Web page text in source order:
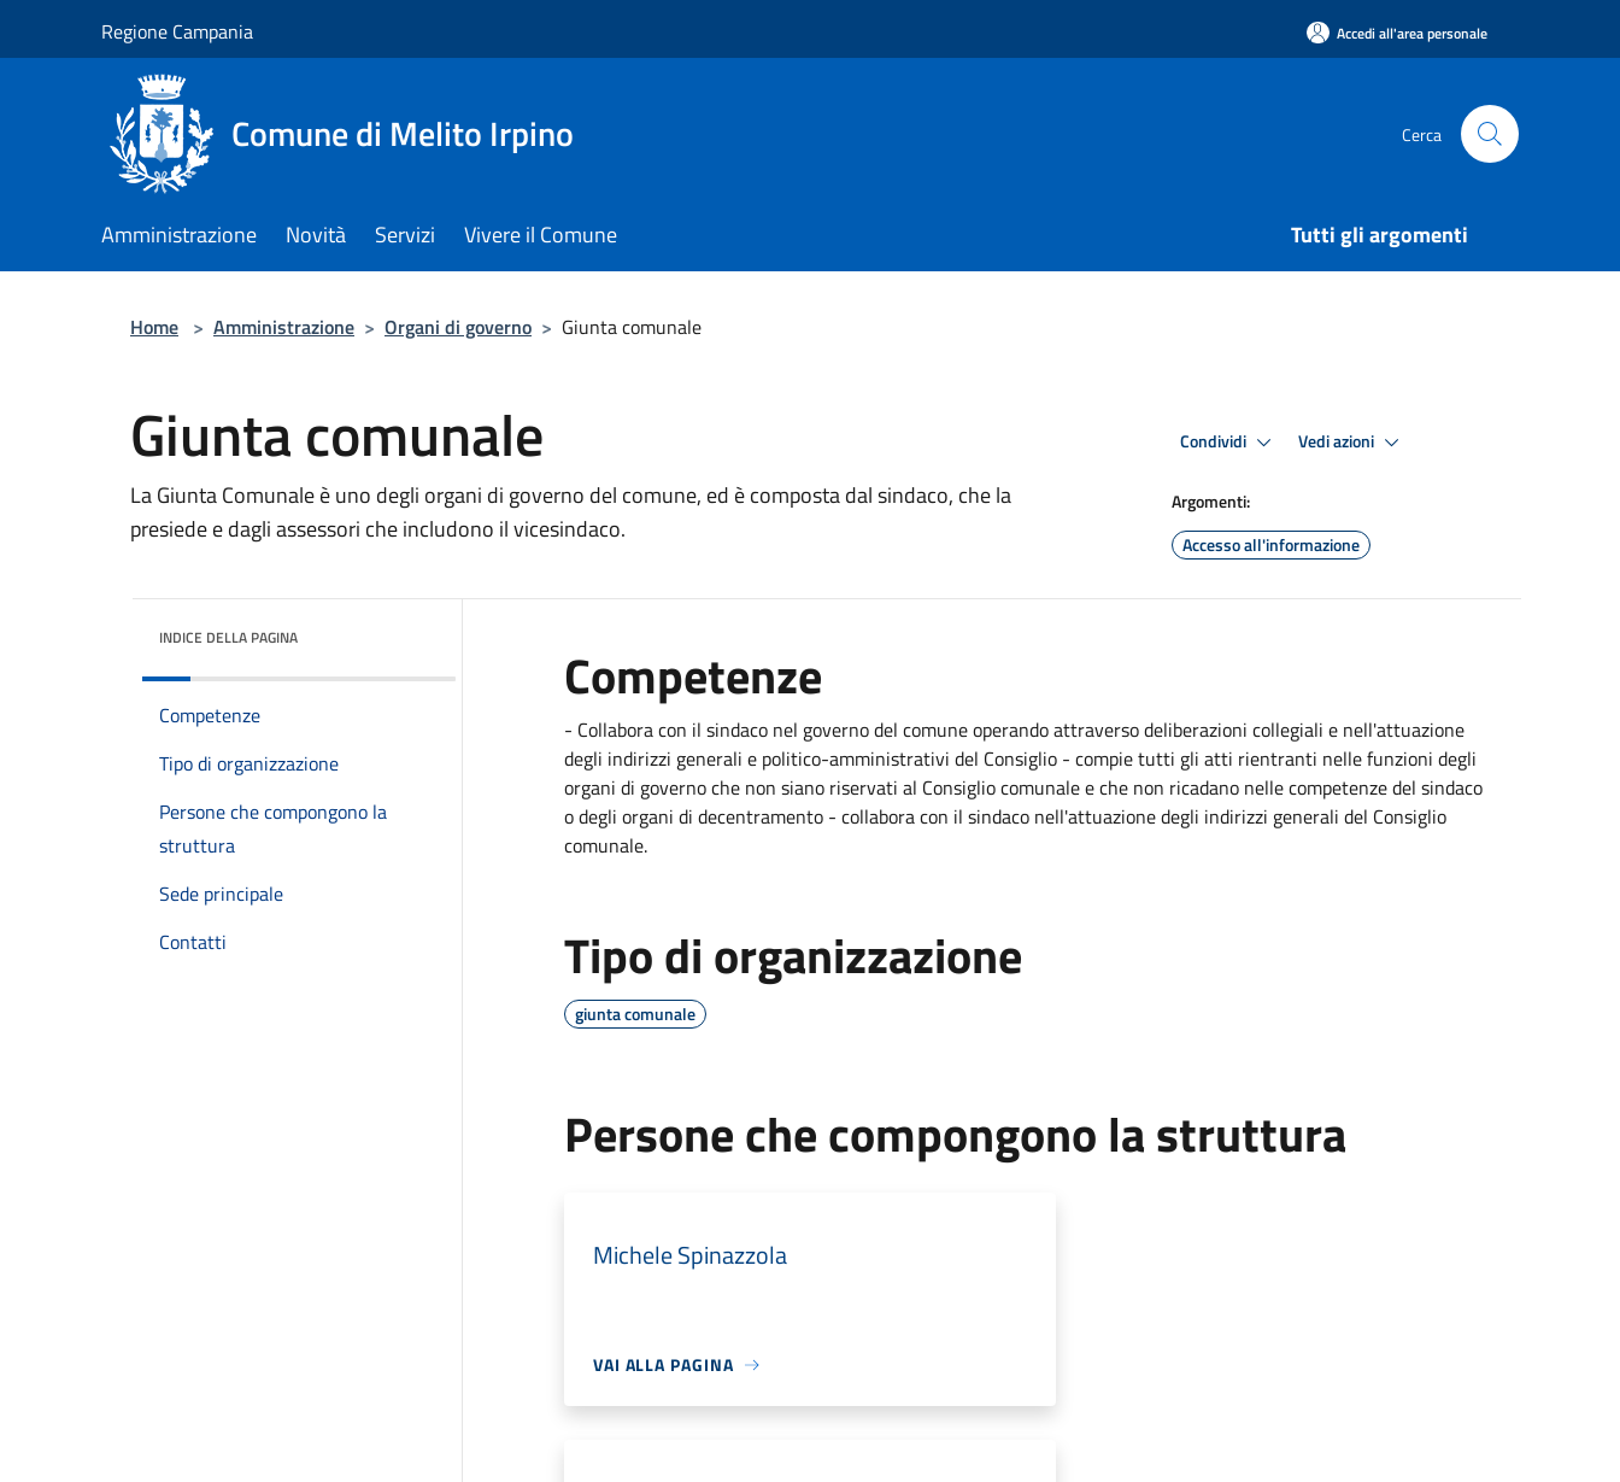
Regione Campania Accedi all'area personale
Comune di Melito Irpino Cerca
Amministrazione Novità Servizi Vivere il Comune Tutti gli argomenti
Home > Amministrazione > Organi di governo > Giunta comunale
Giunta comunale
La Giunta Comunale è uno degli organi di governo del comune, ed è composta dal sindaco, che la
presiede e dagli assessori che includono il vicesindaco.
Condividi Vedi azioni
Argomenti:
Accesso all'informazione
INDICE DELLA PAGINA
Competenze
Tipo di organizzazione
Persone che compongono la
struttura
Sede principale
Contatti
Competenze
- Collabora con il sindaco nel governo del comune operando attraverso deliberazioni collegiali e nell'attuazione
degli indirizzi generali e politico-amministrativi del Consiglio - compie tutti gli atti rientranti nelle funzioni degli
organi di governo che non siano riservati al Consiglio comunale e che non ricadano nelle competenze del sindaco
o degli organi di decentramento - collabora con il sindaco nell'attuazione degli indirizzi generali del Consiglio
comunale.
Tipo di organizzazione
giunta comunale
Persone che compongono la struttura
Michele Spinazzola
VAI ALLA PAGINA